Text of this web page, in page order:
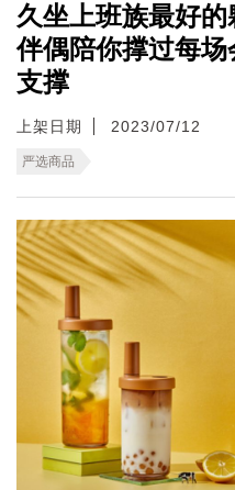
久坐上班族最好
伴偶陪你撑过每
支撑
上架日期 2023/07/12
严选商品